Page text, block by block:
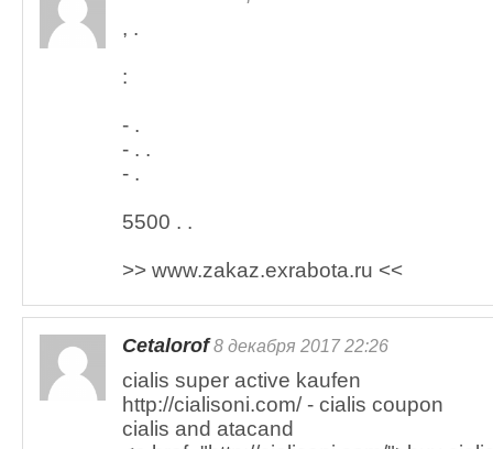
, .
:
- .
- . .
- .
5500 . .
>> www.zakaz.exrabota.ru <<
Cetalorof8 декабря 2017 22:26
cialis super active kaufen
http://cialisoni.com/ - cialis coupon
cialis and atacand